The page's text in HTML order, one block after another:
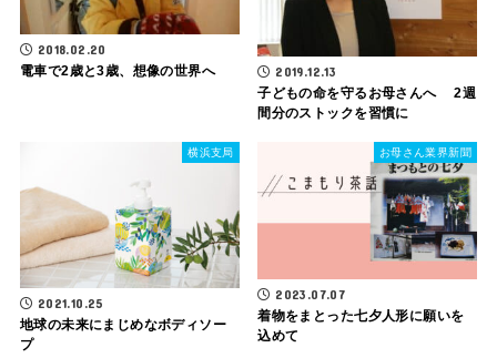
2018.02.20
電車で2歳と3歳、想像の世界へ 2019.12.13
子どもの命を守るお母さんへ 2週
間分のストックを習慣に
横浜支局
2021.10.25
地球の未来にまじめなボディソー
プ
お母さん業界新聞
2023.07.07
着物をまとった七夕人形に願いを
込めて